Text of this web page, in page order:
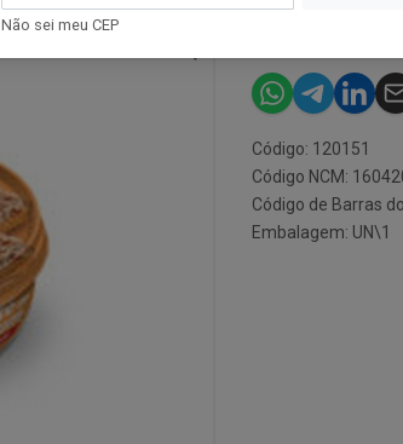
PATE
Código: 120151
Código NCM:
Código de Barras
Embalagem: UN\1
Não sei meu CEP